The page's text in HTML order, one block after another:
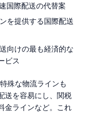
国際配送の代替案
を提供する国際配送
向けの最も経済的な
ビス
殊な物流ラインも
送を容易にし、関税
金ラインなど。これ